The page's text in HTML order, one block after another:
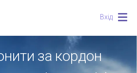
Вхід
за кордон